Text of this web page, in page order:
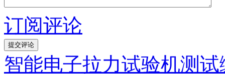
订阅评论
智能电子拉力试验机测